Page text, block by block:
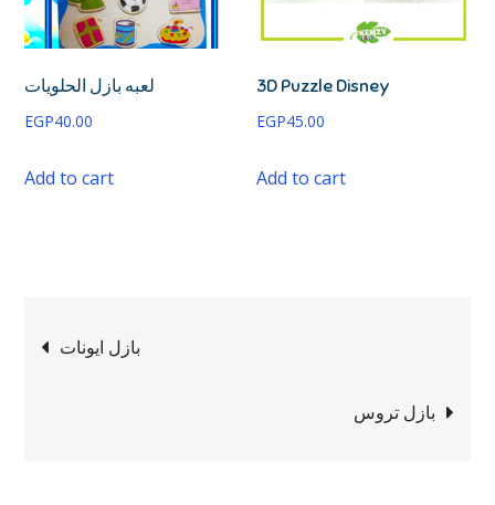
لعبه بازل الحلويات
EGP40.00
Add to cart
3D Puzzle Disney
EGP45.00
Add to cart
بازل ايونات
بازل تروس